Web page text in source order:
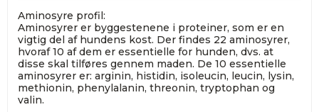
Aminosyre profil:
Aminosyrer er byggestenene i proteiner, som er en
vigtig del af hundens kost. Der findes 22 aminosyrer,
hvoraf 10 af dem er essentielle for hunden, dvs. at
disse skal tilføres gennem maden. De 10 essentielle
aminosyrer er: arginin, histidin, isoleucin, leucin, lysin,
methionin, phenylalanin, threonin, tryptophan og
valin.